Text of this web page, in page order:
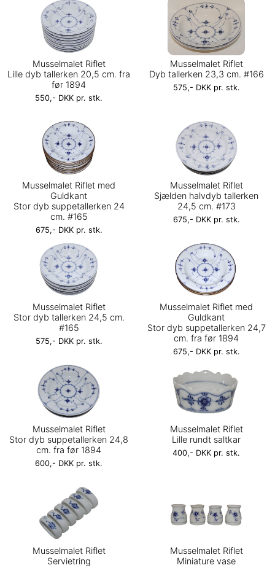
Musselmalet Riflet
Lille dyb tallerken 20,5 cm. fra
før 1894
550,- DKK pr. stk.
Musselmalet Riflet
Dyb tallerken 23,3 cm. #166
575,- DKK pr. stk.
Musselmalet Riflet med
Guldkant
Stor dyb suppetallerken 24
cm. #165
675,- DKK pr. stk.
Musselmalet Riflet
Sjælden halvdyb tallerken
24,5 cm. #173
675,- DKK pr. stk.
Musselmalet Riflet
Stor dyb tallerken 24,5 cm.
#165
575,- DKK pr. stk.
Musselmalet Riflet med
Guldkant
Stor dyb suppetallerken 24,7
cm. fra før 1894
675,- DKK pr. stk.
Musselmalet Riflet
Stor dyb suppetallerken 24,8
cm. fra før 1894
600,- DKK pr. stk.
Musselmalet Riflet
Lille rundt saltkar
400,- DKK pr. stk.
Musselmalet Riflet
Servietring
Musselmalet Riflet
Miniature vase